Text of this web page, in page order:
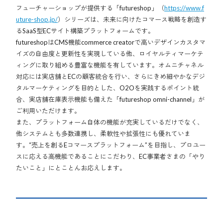
フューチャーショップが提供する「futureshop」（https://www.f
uture-shop.jp/）シリーズは、未来に向けたコマース戦略を創造す
るSaaS型ECサイト構築プラットフォームです。
futureshopはCMS機能commerce creatorで高いデザインカスタマ
イズの自由度と更新性を実現している他、ロイヤルティマーケテ
ィングに取り組める豊富な機能を有しています。オムニチャネル
対応には実店舗とECの顧客統合を行い、さらにきめ細やかなデジ
タルマーケティングを目的とした、O2Oを実践するポイント統
合、実店舗在庫表示機能も備えた「futureshop omni-channel」が
ご利用いただけます。
また、プラットフォーム自体の機能が充実しているだけでなく、
他システムとも多数連携し、柔軟性や拡張性にも優れていま
す。“売上を創るEコマースプラットフォーム”を目指し、プロユー
スに応える高機能であることにこだわり、EC事業者さまの「やり
たいこと」にとことんお応えします。